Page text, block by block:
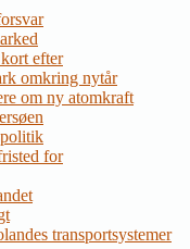
efter
omkring nytår
om ny atomkraft
for
transportsystemer